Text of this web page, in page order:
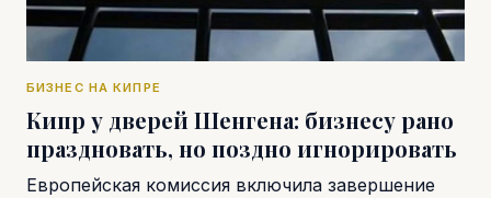
БИЗНЕС НА КИПРЕ
Кипр у дверей Шенгена: бизнесу рано
праздновать, но поздно игнорировать
Европейская комиссия включила завершение